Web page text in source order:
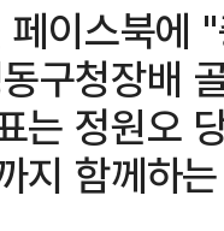
이스북에
구청장배
는 정원오
지 함께하